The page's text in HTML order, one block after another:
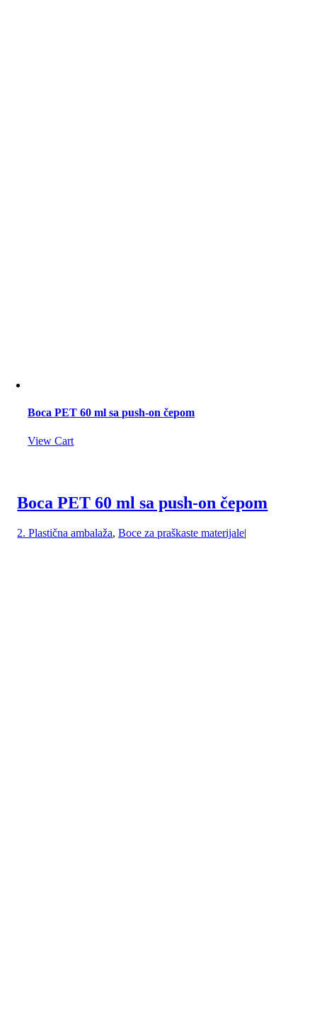
Boca PET 60 ml sa push-on čepom
View Cart
Boca PET 60 ml sa push-on čepom
2. Plastična ambalaža,Boce za praškaste materijale|